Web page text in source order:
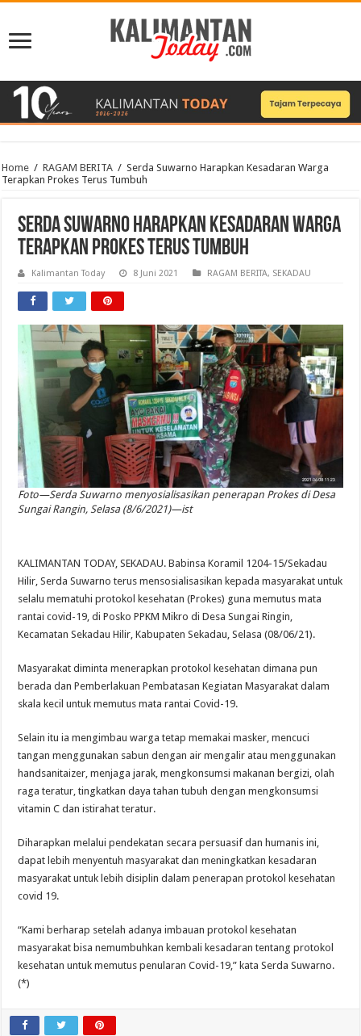
Home / RAGAM BERITA / Serda Suwarno Harapkan Kesadaran Warga
Terapkan Prokes Terus Tumbuh
Serda Suwarno Harapkan Kesadaran Warga
Terapkan Prokes Terus Tumbuh
Kalimantan Today 8 Juni 2021 RAGAM BERITA, SEKADAU
Foto—Serda Suwarno menyosialisasikan penerapan Prokes di Desa
Sungai Rangin, Selasa (8/6/2021)—ist
KALIMANTAN TODAY, SEKADAU. Babinsa Koramil 1204-15/Sekadau
Hilir, Serda Suwarno terus mensosialisasikan kepada masyarakat untuk
selalu mematuhi protokol kesehatan (Prokes) guna memutus mata
rantai covid-19, di Posko PPKM Mikro di Desa Sungai Ringin,
Kecamatan Sekadau Hilir, Kabupaten Sekadau, Selasa (08/06/21).
Masyarakat diminta menerapkan protokol kesehatan dimana pun
berada dan Pemberlakuan Pembatasan Kegiatan Masyarakat dalam
skala kecil untuk memutus mata rantai Covid-19.
Selain itu ia mengimbau warga tetap memakai masker, mencuci
tangan menggunakan sabun dengan air mengalir atau menggunakan
handsanitaizer, menjaga jarak, mengkonsumsi makanan bergizi, olah
raga teratur, tingkatkan daya tahan tubuh dengan mengkonsumsi
vitamin C dan istirahat teratur.
Diharapkan melalui pendekatan secara persuasif dan humanis ini,
dapat lebih menyentuh masyarakat dan meningkatkan kesadaran
masyarakat untuk lebih disiplin dalam penerapan protokol kesehatan
covid 19.
“Kami berharap setelah adanya imbauan protokol kesehatan
masyarakat bisa nemumbuhkan kembali kesadaran tentang protokol
kesehatan untuk memutus penularan Covid-19,” kata Serda Suwarno.
(*)